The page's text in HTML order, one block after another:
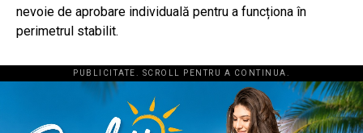
nevoie de aprobare individuală pentru a funcționa în
perimetrul stabilit.
PUBLICITATE. SCROLL PENTRU A CONTINUA.